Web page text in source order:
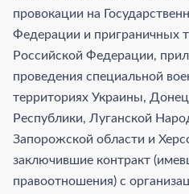
провокации на
Федерации и приграничных
Российской Федерации,
проведения специальной
территориях Украины,
Республики, Луганской
Запорожской области и
заключившие контракт
правоотношения) с